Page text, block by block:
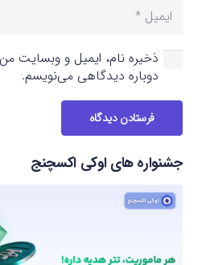
ذخیره نام، ایمیل و وبسایت
دوباره دیدگاهی می‌نویسم.
فرستادن دیدگاه
جشنواره های اوکی اکسچنج